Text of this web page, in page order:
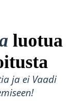
luotua
ja ei Vaadi